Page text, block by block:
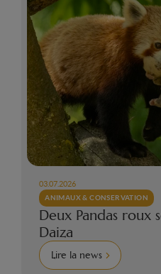
03.07.2026
ANIMAUX & CONSERVATION
Deux Pandas roux
Daiza
Lire la news